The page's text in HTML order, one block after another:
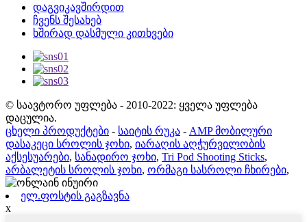
დაგვიკავშირდით
ჩვენს შესახებ
ხშირად დასმული კითხვები
© საავტორო უფლება - 2010-2022: ყველა უფლება
დაცულია.
ცხელი პროდუქტები - საიტის რუკა - AMP მობილური
დასაკეცი სროლის ჯოხი, იარაღის აღჭურვილობის
აქსესუარები, სანადირო ჯოხი, Tri Pod Shooting Sticks,
არბალეტის სროლის ჯოხი, ორმაგი სასროლი ჩხირები,
ელ.ფოსტის გაგზავნა
x